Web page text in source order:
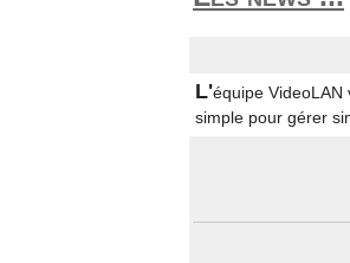
L'équipe
simple pour gérer